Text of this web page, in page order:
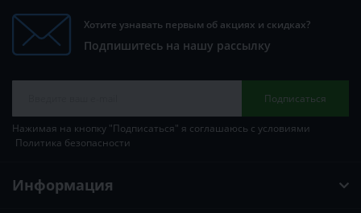
Хотите узнавать первым об акциях и скидках?
Подпишитесь на нашу рассылку
Подписаться
Нажимая на кнопку "Подписаться" я соглашаюсь с условиями
Политика безопасности
Информация